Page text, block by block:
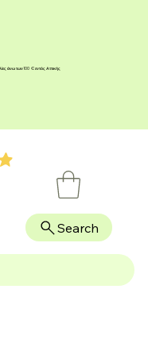
άνω των 100 € εντός Αττικής
Search